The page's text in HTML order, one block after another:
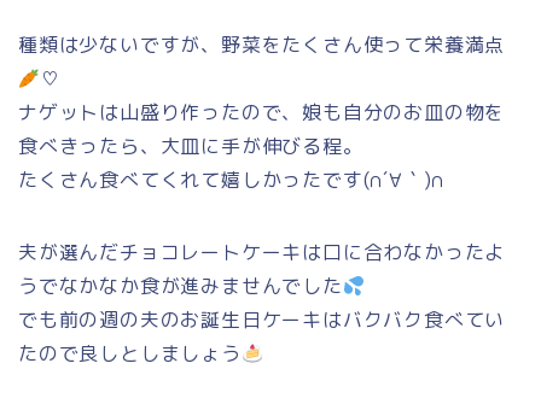
種類は少ないですが、野菜をたくさん使って栄養満点
♡
ナゲットは山盛り作ったので、娘も自分のお皿の物を
食べきったら、大皿に手が伸びる程。
たくさん食べてくれて嬉しかったです(∩´∀｀)∩
夫が選んだチョコレートケーキは口に合わなかったよ
うでなかなか食が進みませんでした
でも前の週の夫のお誕生日ケーキはバクバク食べてい
たので良しとしましょう